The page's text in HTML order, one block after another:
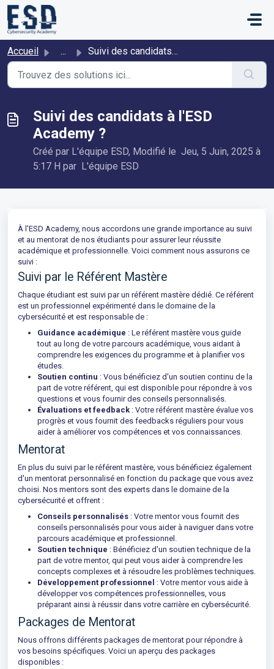
Passer au contenu principal
Accueil ... Suivi des candidats à l'ESD Academy ?
Suivi des candidats à l'ESD
Academy ?
Créé par L'équipe ESD, Modifié le Jeu, 5 Juin, 2025 à
5:17 H par L'équipe ESD
À l'ESD Academy, nous accordons une grande importance au suivi
et au mentorat de nos étudiants pour assurer leur réussite
académique et professionnelle. Voici comment nous assurons ce
suivi :
Suivi par le Référent Mastère
Chaque étudiant est suivi par un référent mastère dédié. Ce référent
est un professionnel expérimenté dans le domaine de la
cybersécurité et est responsable de :
Guidance académique : Le référent mastère vous guide
tout au long de votre parcours académique, vous aidant à
comprendre les exigences du programme et à planifier vos
études.
Soutien continu : Vous bénéficiez d'un soutien continu de la
part de votre référent, qui est disponible pour répondre à vos
questions et vous fournir des conseils personnalisés.
Évaluations et feedback : Votre référent mastère évalue vos
progrès et vous fournit des feedbacks réguliers pour vous
aider à améliorer vos compétences et vos connaissances.
Mentorat
En plus du suivi par le référent mastère, vous bénéficiez également
d'un mentorat personnalisé en fonction du package que vous avez
choisi. Nos mentors sont des experts dans le domaine de la
cybersécurité et offrent :
Conseils personnalisés : Votre mentor vous fournit des
conseils personnalisés pour vous aider à naviguer dans votre
parcours académique et professionnel.
Soutien technique : Bénéficiez d'un soutien technique de la
part de votre mentor, qui peut vous aider à comprendre les
concepts complexes et à résoudre les problèmes techniques.
Développement professionnel : Votre mentor vous aide à
développer vos compétences professionnelles, vous
préparant ainsi à réussir dans votre carrière en cybersécurité.
Packages de Mentorat
Nous offrons différents packages de mentorat pour répondre à
vos besoins spécifiques. Voici un aperçu des packages
disponibles :